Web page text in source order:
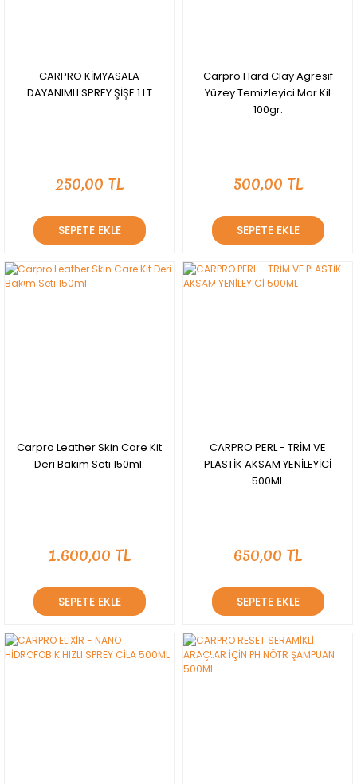
CARPRO KİMYASALA
DAYANIMLI SPREY ŞİŞE 1 LT
250,00 TL
SEPETE EKLE
Carpro Hard Clay Agresif
Yüzey Temizleyici Mor Kil
100gr.
500,00 TL
SEPETE EKLE
YENİ
Carpro Leather Skin Care Kit
Deri Bakım Seti 150ml.
1.600,00 TL
SEPETE EKLE
YENİ
CARPRO PERL - TRİM VE
PLASTİK AKSAM YENİLEYİCİ
500ML
650,00 TL
SEPETE EKLE
YENİ YENİ